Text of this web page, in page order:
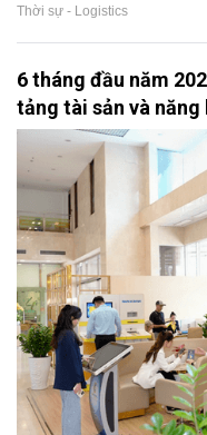
Thời sự - Logistics
6 tháng đầu năm
tảng tài sản và